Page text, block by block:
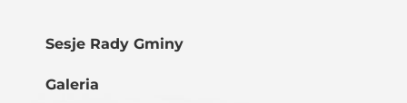
Sesje Rady Gminy
Galeria